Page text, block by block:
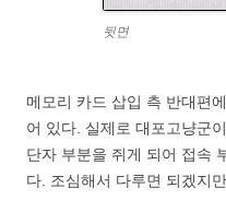
뒷면
메모리 카드 삽입 측 반대편
어 있다. 실제로 대포고냥군
단자 부분을 쥐게 되어 접속
다. 조심해서 다루면 되겠지